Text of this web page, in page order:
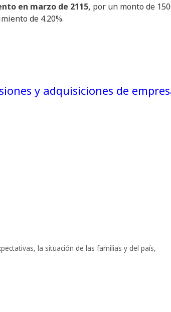
en marzo de 2115, por un monto de
de 4.20%.
y adquisiciones de
, la situación de las familias y del país,